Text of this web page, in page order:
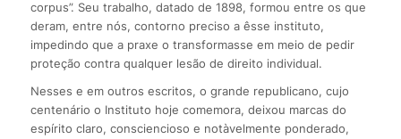
corpus”. Seu trabalho, datado de 1898, formou entre os que
deram, entre nós, contorno preciso a êsse instituto,
impedindo que a praxe o transformasse em meio de pedir
proteção contra qualquer lesão de direito individual.
Nesses e em outros escritos, o grande republicano, cujo
centenário o Instituto hoje comemora, deixou marcas do
espírito claro, consciencioso e notàvelmente ponderado,